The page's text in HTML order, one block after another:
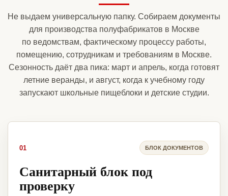
Не выдаем универсальную папку. Собираем документы
для производства полуфабрикатов в Москве
по ведомствам, фактическому процессу работы,
помещению, сотрудникам и требованиям в Москве.
Сезонность даёт два пика: март и апрель, когда готовят
летние веранды, и август, когда к учебному году
запускают школьные пищеблоки и детские студии.
01 БЛОК ДОКУМЕНТОВ
Санитарный блок под
проверку